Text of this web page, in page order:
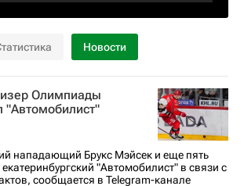
Новости
Олимпиады
"Автомобилист"
нападающий Брукс Мэйсек и еще пять
"Автомобилист" в связи с
сообщается в Telegram-канале